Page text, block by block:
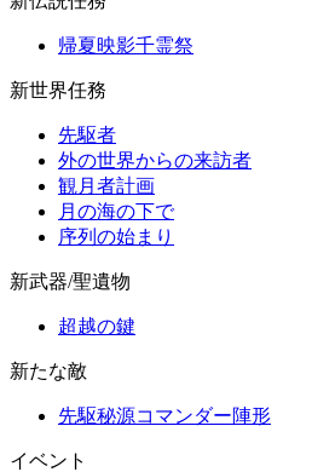
帰夏映影千霊祭
新世界任務
先駆者
外の世界からの来訪者
観月者計画
月の海の下で
序列の始まり
新武器/聖遺物
超越の鍵
新たな敵
先駆秘源コマンダー陣形
イベント